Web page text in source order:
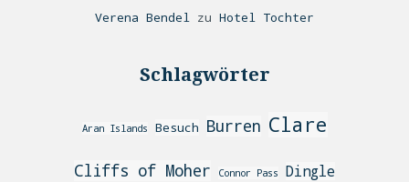
Verena Bendel zu Hotel Tochter
Schlagwörter
Aran Islands Besuch Burren Clare
Cliffs of Moher Connor Pass Dingle